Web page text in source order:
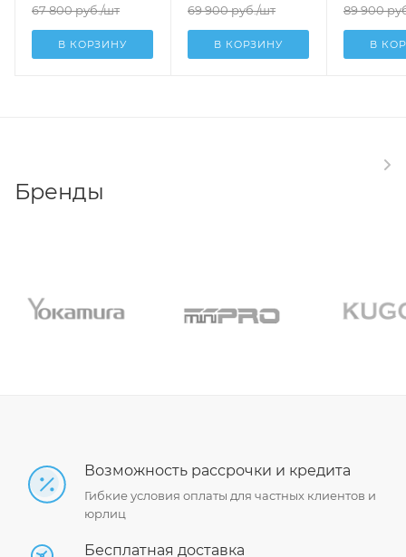
67 800руб./шт
В КОРЗИНУ
69 900руб./шт
В КОРЗИНУ
89 900
В
Бренды
Возможность рассрочки и кредита
Гибкие условия оплаты для частных клиентов и
юрлиц
Бесплатная доставка